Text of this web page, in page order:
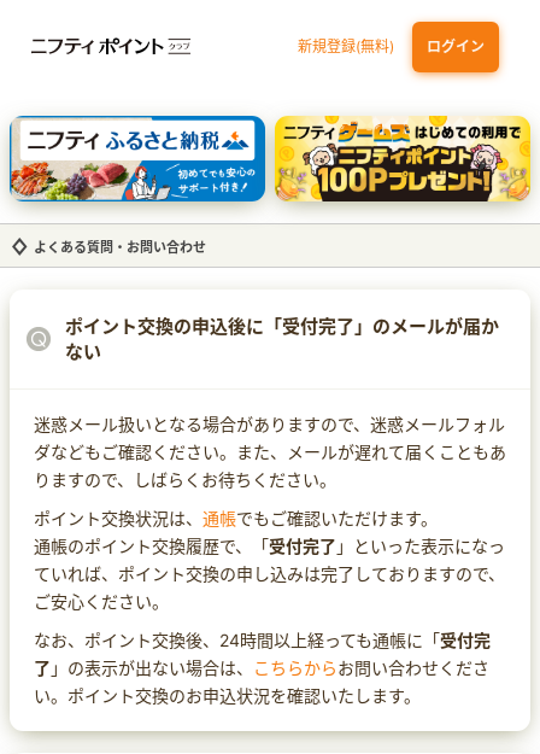
新規登録(無料) ログイン
三井住友カード ゴールド（NL）（家族カード発行） dカード GOLD
【実質初月無料】DMM | Disney+(ディズニープラス) セットプラン
SBI証券 確定拠出年金（iDeCo）
よくある質問・お問い合わせ
ポイント交換の申込後に「受付完了」のメールが届か
ない
迷惑メール扱いとなる場合がありますので、迷惑メールフォル
ダなどもご確認ください。また、メールが遅れて届くこともあ
りますので、しばらくお待ちください。
ポイント交換状況は、 通帳でもご確認いただけます。
通帳のポイント交換履歴で、「受付完了 」といった表示になっ
ていれば、ポイント交換の申し込みは完了しておりますので、
ご安心ください。
なお、ポイント交換後、24時間以上経っても通帳に「受付完
了 」の表示が出ない場合は、 こちらからお問い合わせくださ
い。ポイント交換のお申込状況を確認いたします。